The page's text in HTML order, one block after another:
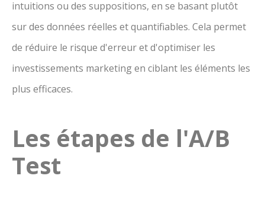
intuitions ou des suppositions, en se basant plutôt
sur des données réelles et quantifiables. Cela permet
de réduire le risque d'erreur et d'optimiser les
investissements marketing en ciblant les éléments les
plus efficaces.
Les étapes de l'A/B
Test